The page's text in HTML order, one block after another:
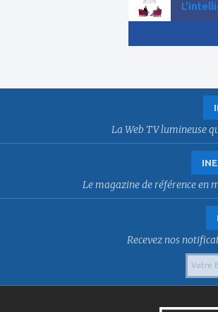
La Web TV lumineuse
Le magazine de référence en
Recevez nos